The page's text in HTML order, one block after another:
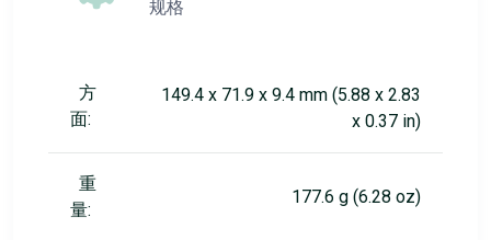
规格
方
面:
149.4 x 71.9 x 9.4 mm (5.88 x 2.83
x 0.37 in)
重
量:
177.6 g (6.28 oz)